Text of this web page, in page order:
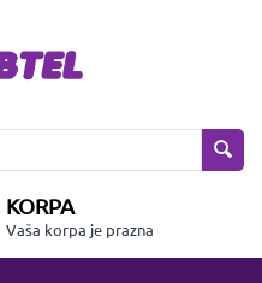
KORPA
Vaša korpa je prazna